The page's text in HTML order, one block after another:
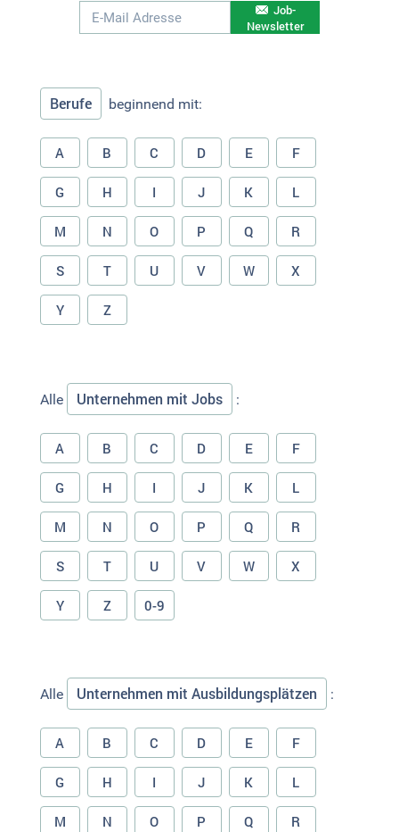
Job-
Newsletter
Berufe beginnend mit:
A B C D E F
G H I J K L
M N O P Q R
S T U V W X
Y Z
Alle Unternehmen mit Jobs :
A B C D E F
G H I J K L
M N O P Q R
S T U V W X
Y Z 0-9
Alle Unternehmen mit Ausbildungsplätzen :
A B C D E F
G H I J K L
M N O P Q R